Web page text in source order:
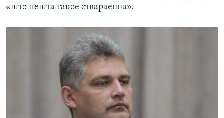
«што нешта такое ствараецца».